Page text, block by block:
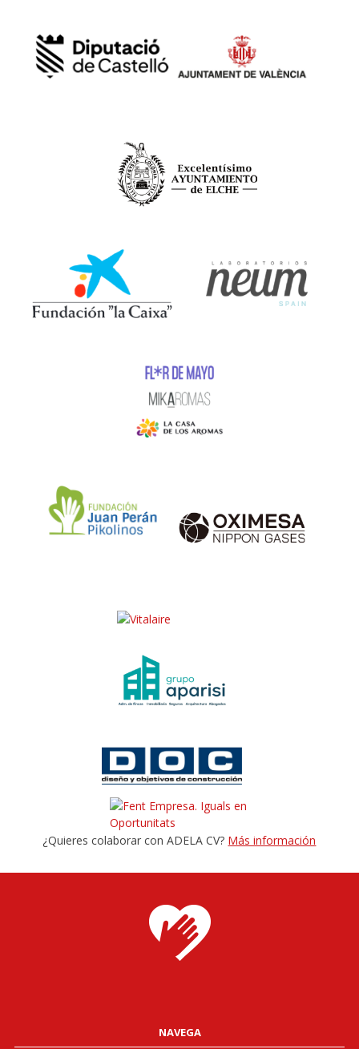
¿Quieres colaborar con ADELA CV? Más información
NAVEGA